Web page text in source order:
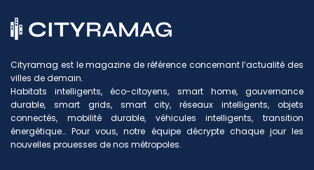
Cityramag est le magazine de référence concernant l’actualité des
villes de demain.
Habitats intelligents, éco-citoyens, smart home, gouvernance
durable, smart grids, smart city, réseaux intelligents, objets
connectés, mobilité durable, véhicules intelligents, transition
énergétique… Pour vous, notre équipe décrypte chaque jour les
nouvelles prouesses de nos métropoles.